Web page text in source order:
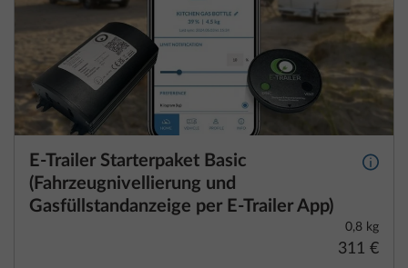
E-Trailer Starterpaket Basic
(Fahrzeugnivellierung und
Gasfüllstandanzeige per E-Trailer App)
Mehr
0,8 kg
311 €